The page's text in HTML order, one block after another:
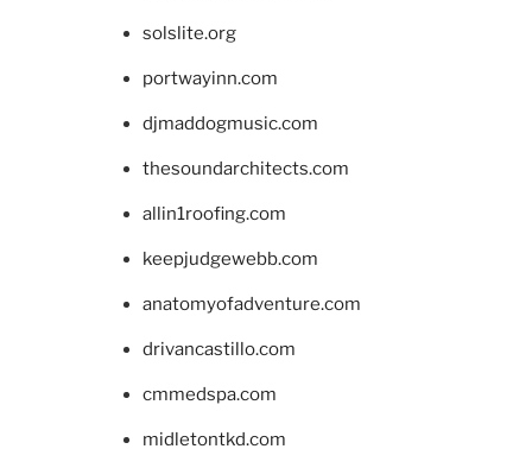
solslite.org
portwayinn.com
djmaddogmusic.com
thesoundarchitects.com
allin1roofing.com
keepjudgewebb.com
anatomyofadventure.com
drivancastillo.com
cmmedspa.com
midletontkd.com